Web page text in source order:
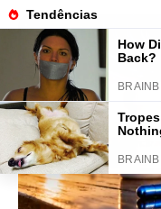
40
Educação